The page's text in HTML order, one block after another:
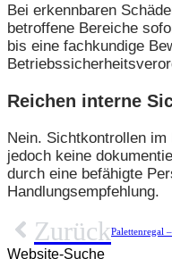
Bei erkennbaren
betroffene Bereiche
bis eine fachkundige
Reichen interne
Nein. Sichtkontrollen
jedoch keine
durch eine befähigte
Handlungsempfehlung.
Zurück
Website-Suche